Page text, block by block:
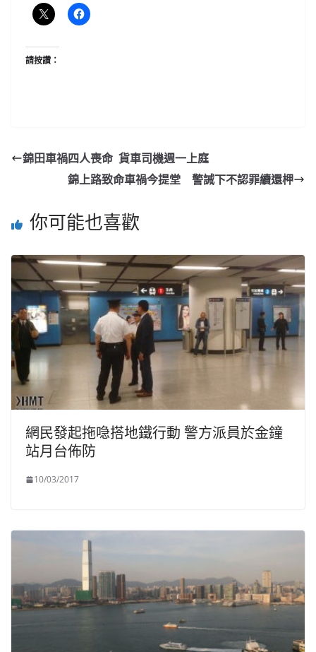
請按讚：
錦田車禍四人喪命 貨車司機週一上庭
錦上路致命車禍今提堂 警誡下不認罪續還柙
你可能也喜歡
網民發起拖喼搭地鐵行動 警方派員於金鐘
站月台佈防
10/03/2017